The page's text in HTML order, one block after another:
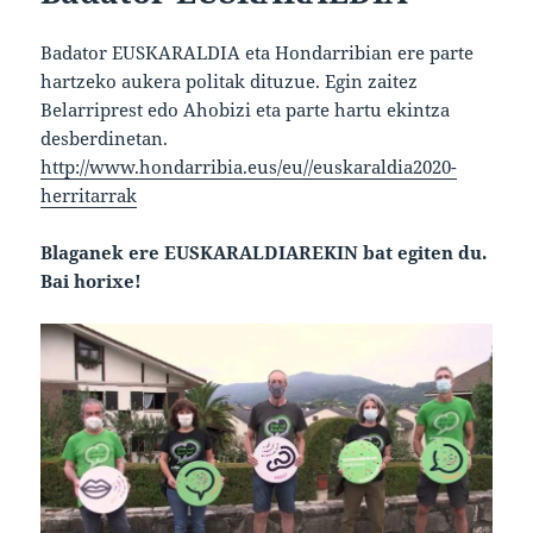
Badator EUSKARALDIA eta Hondarribian ere parte
hartzeko aukera politak dituzue. Egin zaitez
Belarriprest edo Ahobizi eta parte hartu ekintza
desberdinetan.
http://www.hondarribia.eus/eu//euskaraldia2020-
herritarrak
Blaganek ere EUSKARALDIAREKIN bat egiten du.
Bai horixe!